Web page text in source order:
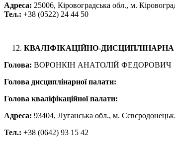
Адреса: 25006, Кіровоградська обл., м.
Тел.: +38 (0522) 24 44 50
КВАЛІФІКАЦІЙНО-
Голова: ВОРОНКІН АНАТОЛІЙ ФЕДОРОВИЧ
Голова дисциплінарної палати:
Голова кваліфікаційної палати:
Адреса: 93404, Луганська обл., м.
Тел.: +38 (0642) 93 15 42